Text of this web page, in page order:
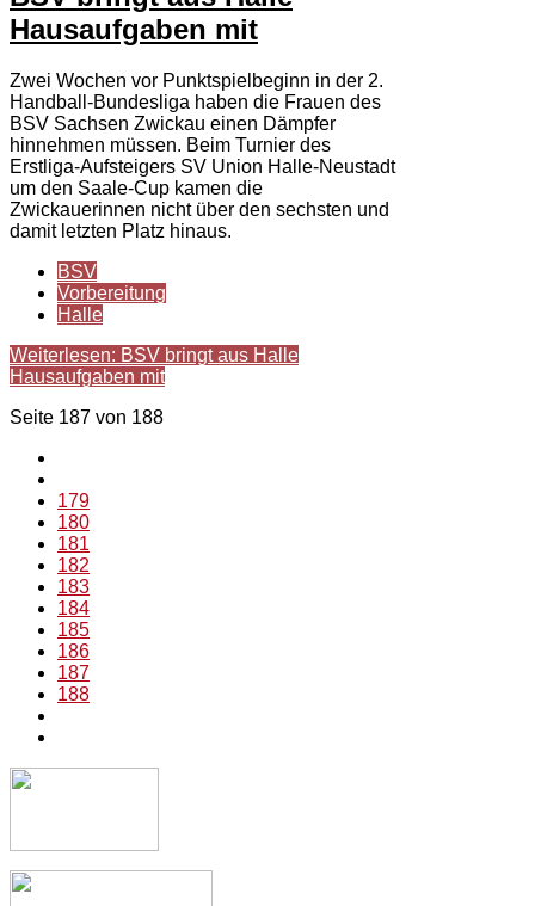
Hausaufgaben mit
Zwei Wochen vor Punktspielbeginn in der 2.
Handball-Bundesliga haben die Frauen des
BSV Sachsen Zwickau einen Dämpfer
hinnehmen müssen. Beim Turnier des
Erstliga-Aufsteigers SV Union Halle-Neustadt
um den Saale-Cup kamen die
Zwickauerinnen nicht über den sechsten und
damit letzten Platz hinaus.
BSV
Vorbereitung
Halle
Weiterlesen: BSV bringt aus Halle
Hausaufgaben mit
Seite 187 von 188
179
180
181
182
183
184
185
186
187
188